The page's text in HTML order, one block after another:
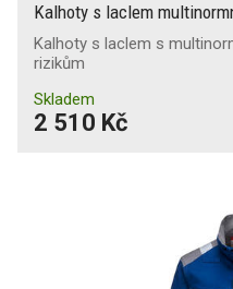
Kalhoty s laclem
Kalhoty s laclem s
rizikům
Skladem
2 510 Kč